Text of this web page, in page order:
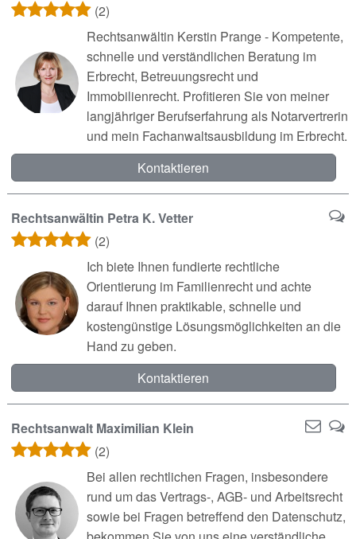
(2)
Rechtsanwältin Kerstin Prange - Kompetente,
schnelle und verständlichen Beratung im
Erbrecht, Betreuungsrecht und
Immobilienrecht. Profitieren Sie von meiner
langjähriger Berufserfahrung als Notarvertrerin
und mein Fachanwaltsausbildung im Erbrecht.
Kontaktieren
Rechtsanwältin Petra K. Vetter
(2)
Ich biete Ihnen fundierte rechtliche
Orientierung im Familienrecht und achte
darauf Ihnen praktikable, schnelle und
kostengünstige Lösungsmöglichkeiten an die
Hand zu geben.
Kontaktieren
Rechtsanwalt Maximilian Klein
(2)
Bei allen rechtlichen Fragen, insbesondere
rund um das Vertrags-, AGB- und Arbeitsrecht
sowie bei Fragen betreffend den Datenschutz,